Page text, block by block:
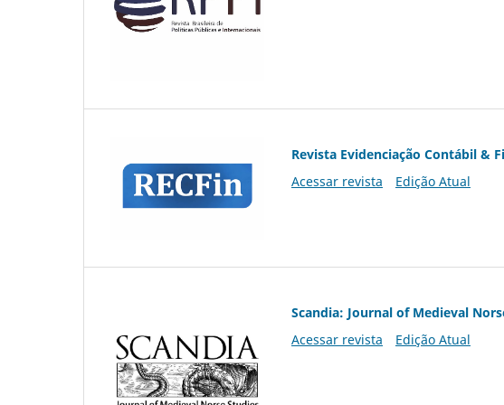
Revista Evidenciação Contábil &
Acessar revista
Edição Atual
Scandia: Journal of Medieval
Acessar revista
Edição Atual